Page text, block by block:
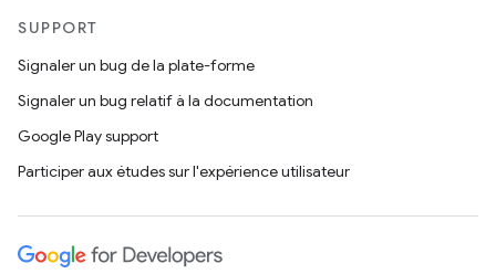
SUPPORT
Signaler un bug de la plate-forme
Signaler un bug relatif à la documentation
Google Play support
Participer aux études sur l'expérience utilisateur